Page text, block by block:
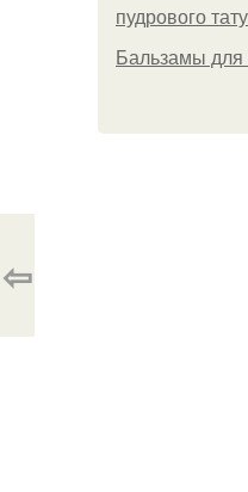
пудрового
Бальзамы для
⇦